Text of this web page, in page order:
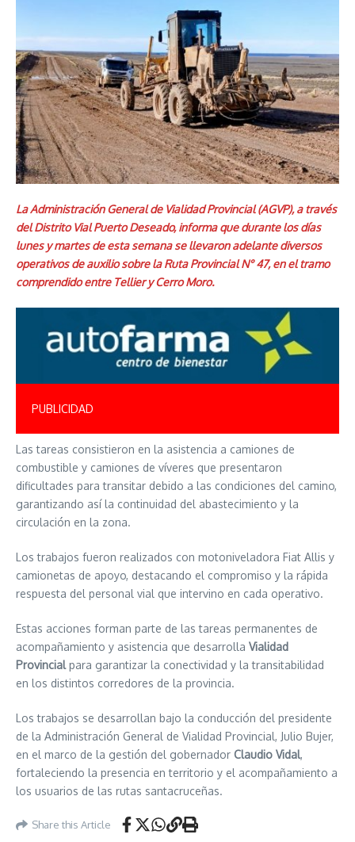
La Administración General de Vialidad Provincial (AGVP), a través
del Distrito Vial Puerto Deseado, informa que durante los días
lunes y martes de esta semana se llevaron adelante diversos
operativos de auxilio sobre la Ruta Provincial N° 47, en el tramo
comprendido entre Tellier y Cerro Moro.
PUBLICIDAD
Las tareas consistieron en la asistencia a camiones de
combustible y camiones de víveres que presentaron
dificultades para transitar debido a las condiciones del camino,
garantizando así la continuidad del abastecimiento y la
circulación en la zona.
Los trabajos fueron realizados con motoniveladora Fiat Allis y
camionetas de apoyo, destacando el compromiso y la rápida
respuesta del personal vial que intervino en cada operativo.
Estas acciones forman parte de las tareas permanentes de
acompañamiento y asistencia que desarrolla Vialidad
Provincialpara garantizar la conectividad y la transitabilidad
en los distintos corredores de la provincia.
Los trabajos se desarrollan bajo la conducción del presidente
de la Administración General de Vialidad Provincial, Julio Bujer,
en el marco de la gestión del gobernador Claudio Vidal,
fortaleciendo la presencia en territorio y el acompañamiento a
los usuarios de las rutas santacruceñas.
Share this Article